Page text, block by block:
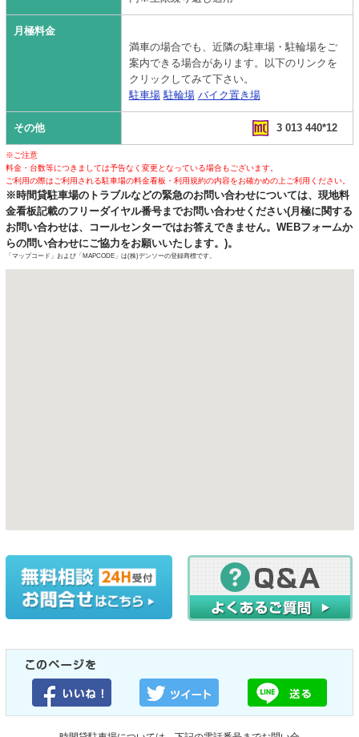
月極料金
満車の場合でも、近隣の駐車場・駐輪場をご
案内できる場合があります。以下のリンクを
クリックしてみて下さい。
駐車場 駐輪場 バイク置き場
その他 3 013 440*12
※ご注意
料金・台数等につきましては予告なく変更となっている場合もございます。
ご利用の際はご利用される駐車場の料金看板・利用規約の内容をお確かめの上ご利用ください。
※時間貸駐車場のトラブルなどの緊急のお問い合わせについては、現地料
金看板記載のフリーダイヤル番号までお問い合わせください(月極に関する
お問い合わせは、コールセンターではお答えできません。WEBフォームか
らの問い合わせにご協力をお願いいたします。)。
「マップコード」および「MAPCODE」は(株)デンソーの登録商標です。